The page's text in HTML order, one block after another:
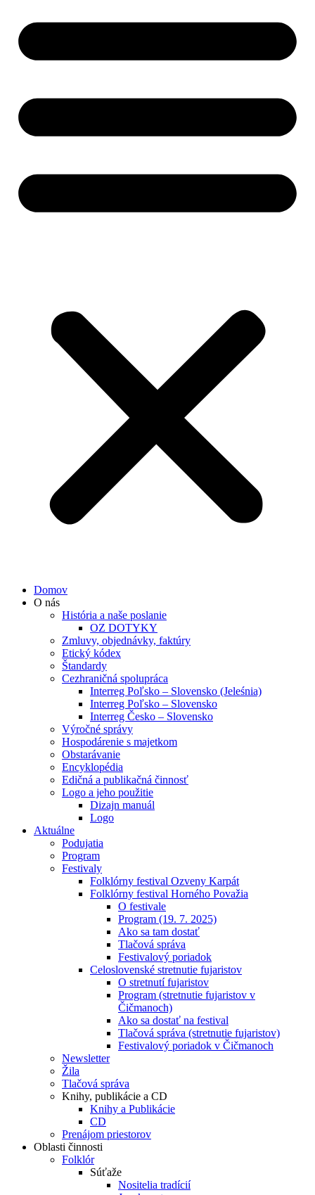
Domov
O nás
História a naše poslanie
OZ DOTYKY
Zmluvy, objednávky, faktúry
Etický kódex
Štandardy
Cezhraničná spolupráca
Interreg Poľsko – Slovensko (Jeleśnia)
Interreg Poľsko – Slovensko
Interreg Česko – Slovensko
Výročné správy
Hospodárenie s majetkom
Obstarávanie
Encyklopédia
Edičná a publikačná činnosť
Logo a jeho použitie
Dizajn manuál
Logo
Aktuálne
Podujatia
Program
Festivaly
Folklórny festival Ozveny Karpát
Folklórny festival Horného Považia
O festivale
Program (19. 7. 2025)
Ako sa tam dostať
Tlačová správa
Festivalový poriadok
Celoslovenské stretnutie fujaristov
O stretnutí fujaristov
Program (stretnutie fujaristov v
Čičmanoch)
Ako sa dostať na festival
Tlačová správa (stretnutie fujaristov)
Festivalový poriadok v Čičmanoch
Newsletter
Žila
Tlačová správa
Knihy, publikácie a CD
Knihy a Publikácie
CD
Prenájom priestorov
Oblasti činnosti
Folklór
Súťaže
Nositelia tradícií